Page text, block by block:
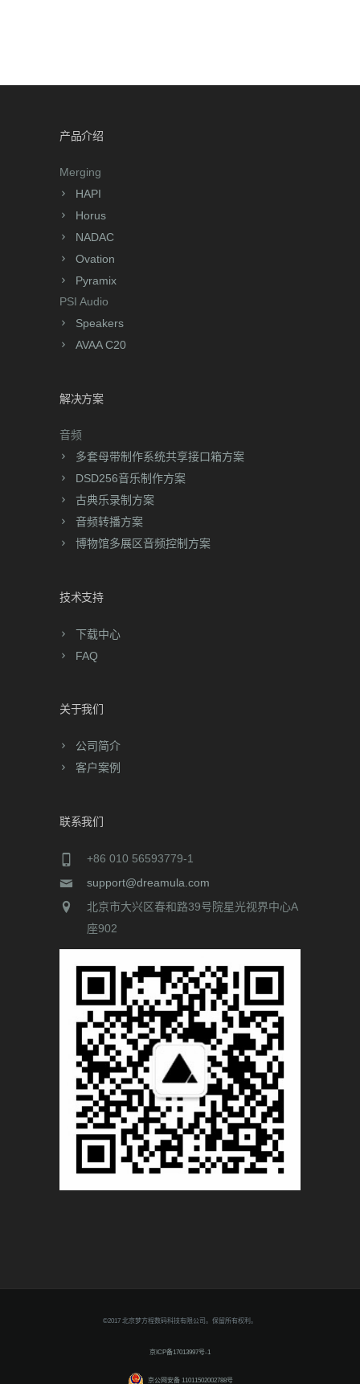
产品介绍
Merging
HAPI
Horus
NADAC
Ovation
Pyramix
PSI Audio
Speakers
AVAA C20
解决方案
音频
多套母带制作系统共享接口箱方案
DSD256音乐制作方案
古典乐录制方案
音频转播方案
博物馆多展区音频控制方案
技术支持
下载中心
FAQ
关于我们
公司简介
客户案例
联系我们
+86 010 56593779-1
support@dreamula.com
北京市大兴区春和路39号院星光视界中心A
座902
©2017 北京梦方程数码科技有限公司。保留所有权利。
京ICP备17013997号-1
京公网安备 11011502002788号